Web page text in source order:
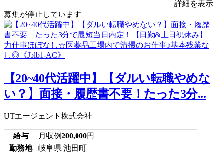
詳細を表示
募集が停止しています
【20~40代活躍中】【ダルい転職やめな
い？】面接・履歴書不要！たった3分...
UTエージェント株式会社
給与 月収例200,000円
勤務地
岐阜県 池田町